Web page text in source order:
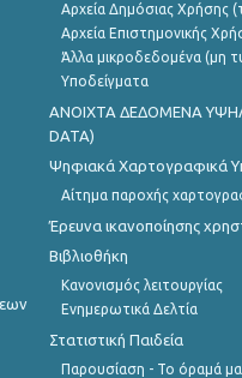
Αρχεία Δημόσιας Χρήσης
Αρχεία Επιστημονικής
Άλλα μικροδεδομένα (μη
Υποδείγματα
ANOIXTA ΔΕΔΟΜΕΝΑ
DATA)
Ψηφιακά Χαρτογραφικά
Αίτημα παροχής
Έρευνα ικανοποίησης
Βιβλιοθήκη
Κανονισμός λειτουργίας
Ενημερωτικά Δελτία
Στατιστική Παιδεία
Παρουσίαση - Το όραμά